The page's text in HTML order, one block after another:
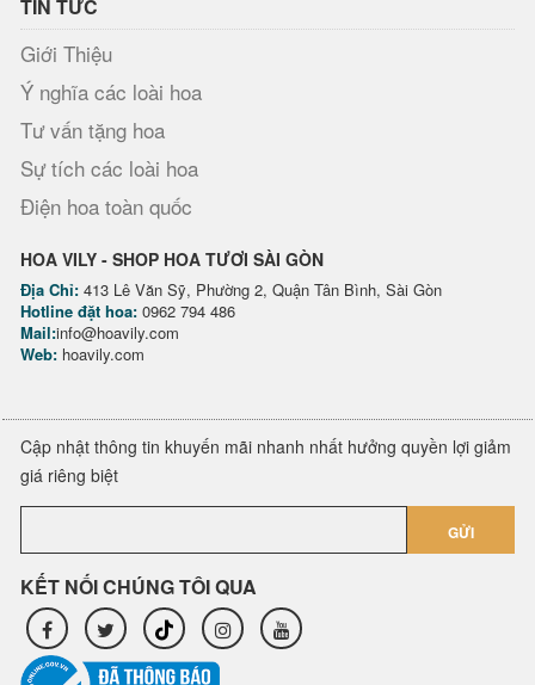
TIN TỨC
Giới Thiệu
Ý nghĩa các loài hoa
Tư vấn tặng hoa
Sự tích các loài hoa
Điện hoa toàn quốc
HOA VILY - SHOP HOA TƯƠI SÀI GÒN
Địa Chỉ: 413 Lê Văn Sỹ, Phường 2, Quận Tân Bình, Sài Gòn
Hotline đặt hoa: 0962 794 486
Mail:info@hoavily.com
Web: hoavily.com
Cập nhật thông tin khuyến mãi nhanh nhất hưởng quyền lợi giảm
giá riêng biệt
GỬI
KẾT NỐI CHÚNG TÔI QUA